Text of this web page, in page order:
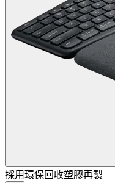
採用環保回收塑膠再製